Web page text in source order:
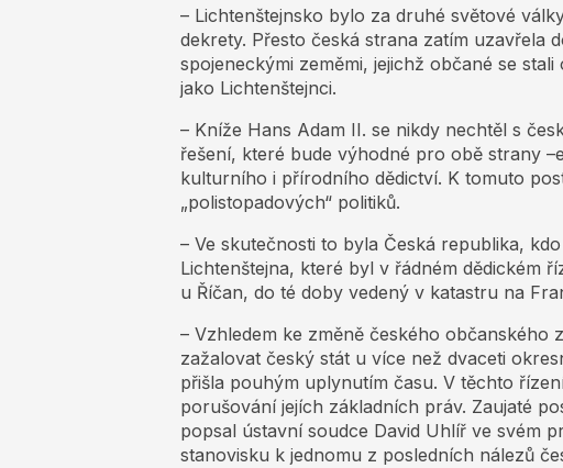
– Lichtenštejnsko bylo za druhé světové
dekrety. Přesto česká strana zatím uzavřela
spojeneckými zeměmi, jejichž občané se
jako Lichtenštejnci.
– Kníže Hans Adam II. se nikdy nechtěl s
řešení, které bude výhodné pro obě strany
kulturního i přírodního dědictví. K tomuto
„polistopadových“ politiků.
– Ve skutečnosti to byla Česká republika,
Lichtenštejna, které byl v řádném dědickém
u Říčan, do té doby vedený v katastru na
– Vzhledem ke změně českého občanského
zažalovat český stát u více než dvaceti
přišla pouhým uplynutím času. V těchto
porušování jejích základních práv. Zaujaté
popsal ústavní soudce David Uhlíř ve svém
stanovisku k jednomu z posledních nálezů